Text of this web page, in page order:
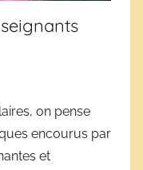
on pense
encourus par
et